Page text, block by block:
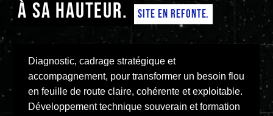
À SA HAUTEUR.
SITE EN REFONTE.
Diagnostic, cadrage stratégique et
accompagnement, pour transformer un besoin flou
en feuille de route claire, cohérente et exploitable.
Développement technique souverain et formation